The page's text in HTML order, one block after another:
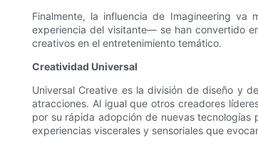
Finalmente, la influencia de Imagineering va
experiencia del visitante— se han convertido
creativos en el entretenimiento temático.
Creatividad Universal
Universal Creative es la división de diseño y
atracciones. Al igual que otros creadores
por su rápida adopción de nuevas
experiencias viscerales y sensoriales que